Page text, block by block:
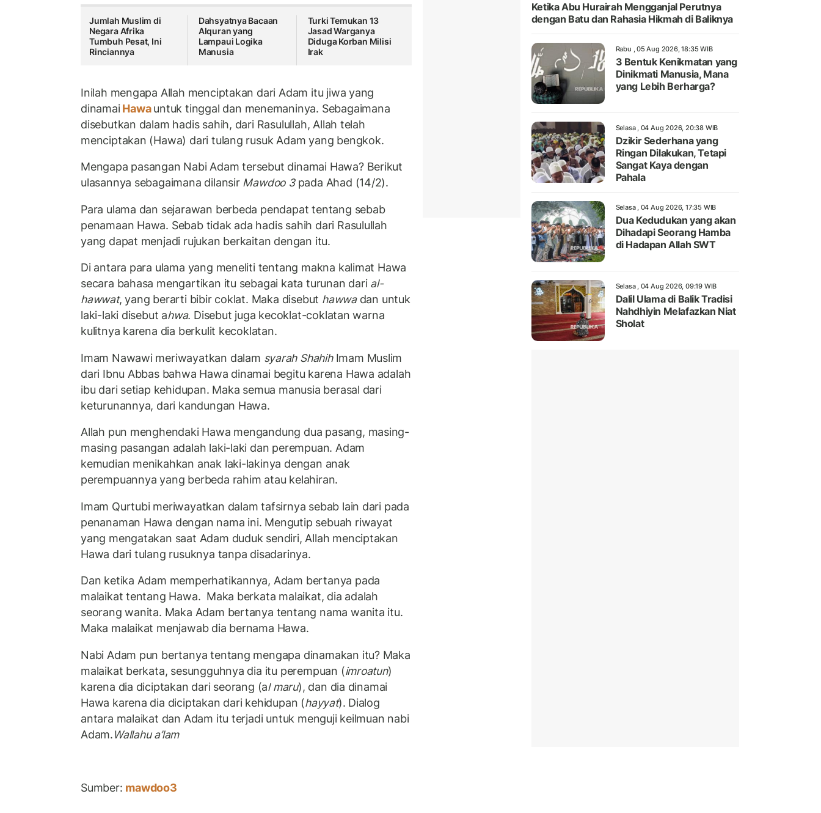
Jumlah Muslim di
Negara Afrika
Tumbuh Pesat, Ini
Rinciannya
Dahsyatnya Bacaan
Alquran yang
Lampaui Logika
Manusia
Turki Temukan 13
Jasad Warganya
Diduga Korban Milisi
Irak
Inilah mengapa Allah menciptakan dari Adam itu jiwa yang
dinamaiHawauntuk tinggal dan menemaninya. Sebagaimana
disebutkan dalam hadis sahih, dari Rasulullah, Allah telah
menciptakan (Hawa) dari tulang rusuk Adam yang bengkok.
Mengapa pasangan Nabi Adam tersebut dinamai Hawa? Berikut
ulasannya sebagaimana dilansirMawdoo 3pada Ahad (14/2).
Para ulama dan sejarawan berbeda pendapat tentang sebab
penamaan Hawa. Sebab tidak ada hadis sahih dari Rasulullah
yang dapat menjadi rujukan berkaitan dengan itu.
Di antara para ulama yang meneliti tentang makna kalimat Hawa
secara bahasa mengartikan itu sebagai kata turunan dari al-
hawwat, yang berarti bibir coklat. Maka disebut hawwadan untuk
laki-laki disebut ahwa. Disebut juga kecoklat-coklatan warna
kulitnya karena dia berkulit kecoklatan.
Imam Nawawi meriwayatkan dalam syarah ShahihImam Muslim
dari Ibnu Abbas bahwa Hawa dinamai begitu karena Hawa adalah
ibu dari setiap kehidupan. Maka semua manusia berasal dari
keturunannya, dari kandungan Hawa.
Allah pun menghendaki Hawa mengandung dua pasang, masing-
masing pasangan adalah laki-laki dan perempuan. Adam
kemudian menikahkan anak laki-lakinya dengan anak
perempuannya yang berbeda rahim atau kelahiran.
Imam Qurtubi meriwayatkan dalam tafsirnya sebab lain dari pada
penanaman Hawa dengan nama ini. Mengutip sebuah riwayat
yang mengatakan saat Adam duduk sendiri, Allah menciptakan
Hawa dari tulang rusuknya tanpa disadarinya.
Dan ketika Adam memperhatikannya, Adam bertanya pada
malaikat tentang Hawa. Maka berkata malaikat, dia adalah
seorang wanita. Maka Adam bertanya tentang nama wanita itu.
Maka malaikat menjawab dia bernama Hawa.
Nabi Adam pun bertanya tentang mengapa dinamakan itu? Maka
malaikat berkata, sesungguhnya dia itu perempuan (imroatun)
karena dia diciptakan dari seorang (al maru), dan dia dinamai
Hawa karena dia diciptakan dari kehidupan (hayyat). Dialog
antara malaikat dan Adam itu terjadi untuk menguji keilmuan nabi
Adam.Wallahu a’lam
Sumber: mawdoo3
Ketika Abu Hurairah Mengganjal Perutnya
dengan Batu dan Rahasia Hikmah di Baliknya
Rabu , 05 Aug 2026, 18:35 WIB
3 Bentuk Kenikmatan yang
Dinikmati Manusia, Mana
yang Lebih Berharga?
Selasa , 04 Aug 2026, 20:38 WIB
Dzikir Sederhana yang
Ringan Dilakukan, Tetapi
Sangat Kaya dengan
Pahala
Selasa , 04 Aug 2026, 17:35 WIB
Dua Kedudukan yang akan
Dihadapi Seorang Hamba
di Hadapan Allah SWT
Selasa , 04 Aug 2026, 09:19 WIB
Dalil Ulama di Balik Tradisi
Nahdhiyin Melafazkan Niat
Sholat